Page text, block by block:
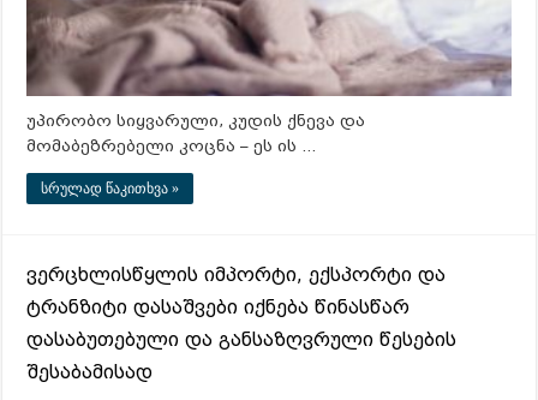
უპირობო სიყვარული, კუდის ქნევა და
მომაბეზრებელი კოცნა – ეს ის …
სრულად წაკითხვა »
ვერცხლისწყლის იმპორტი, ექსპორტი და
ტრანზიტი დასაშვები იქნება წინასწარ
დასაბუთებული და განსაზღვრული წესების
შესაბამისად